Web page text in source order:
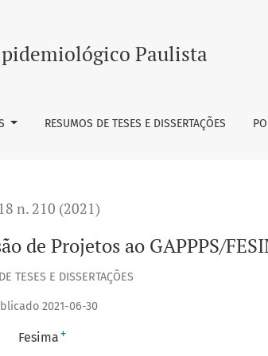
Paulista
RESUMOS DE TESES E DISSERTAÇÕES
n. 210 (2021)
de Projetos ao GAPPPS/
TESES E DISSERTAÇÕES
2021-06-30
Fesima +